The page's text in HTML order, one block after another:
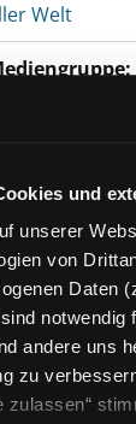
und
unserer
von
Daten
notwendig
andere uns
zu
zulassen“
Welt
Jahr:
Kinder in aller
aus